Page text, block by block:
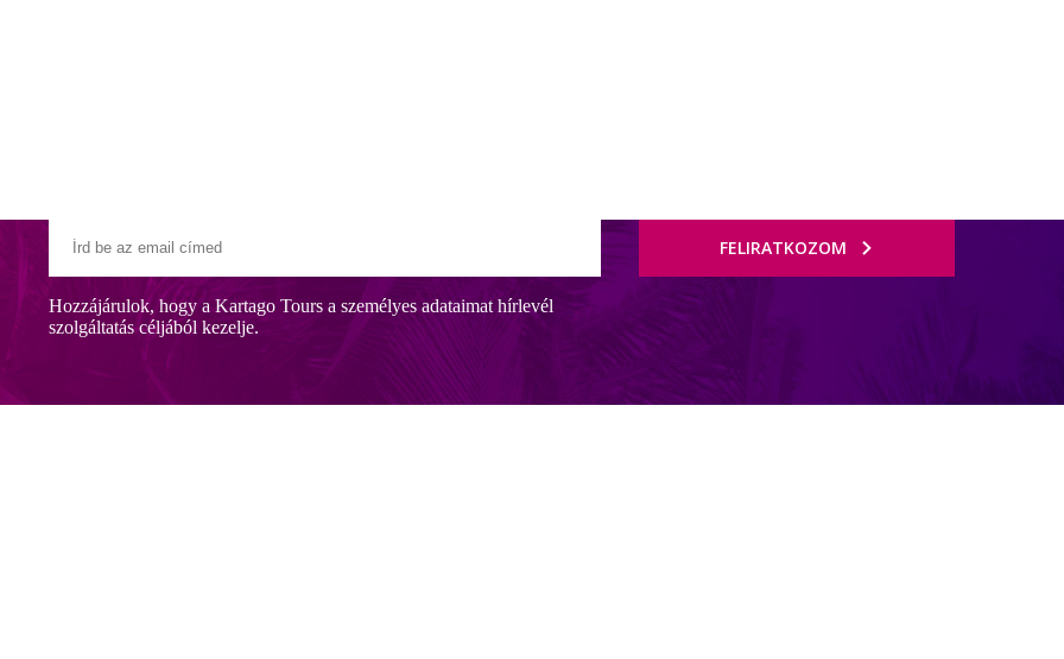
szolgáltatásait.
(ázsiai, mediterrán, amerikai, mexikói, francia, grill), 6 bár (night club, lobby bár, strandbár, medencebár, fagylaltbár, sportbár),
Az ügyfelek használhatják az Iberostar Dominicana szálloda létesítményeit és éttermeit.
Hozzájárulok, hogy a Kartago Tours a személyes adataimat hírlevél
szolgáltatás céljából kezelje.
FELIRATKOZOM